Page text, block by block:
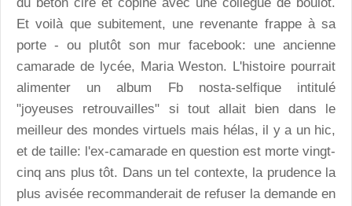
Et voilà que subitement, une revenante frappe à sa
porte - ou plutôt son mur facebook: une ancienne
camarade de lycée, Maria Weston. L'histoire pourrait
alimenter un album Fb nosta-selfique intitulé
"joyeuses retrouvailles" si tout allait bien dans le
meilleur des mondes virtuels mais hélas, il y a un hic,
et de taille: l'ex-camarade en question est morte vingt-
cinq ans plus tôt. Dans un tel contexte, la prudence la
plus avisée recommanderait de refuser la demande en